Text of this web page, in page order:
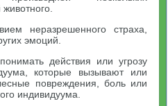
неразрешенного страха,
эмоций.
действия или угрозу
которые вызывают или
повреждения, боль или
индивидуума.